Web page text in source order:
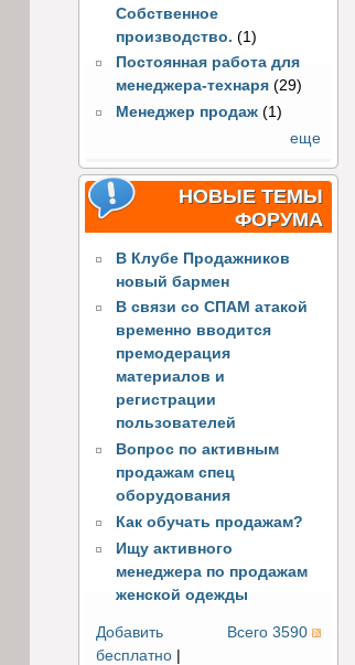
Собственное
производство. (1)
Постоянная работа для
менеджера-технаря (29)
Менеджер продаж (1)
еще
НОВЫЕ ТЕМЫ
ФОРУМА
В Клубе Продажников
новый бармен
В связи со СПАМ атакой
временно вводится
премодерация
материалов и
регистрации
пользователей
Вопрос по активным
продажам спец
оборудования
Как обучать продажам?
Ищу активного
менеджера по продажам
женской одежды
Всего 3590
Добавить
бесплатно|